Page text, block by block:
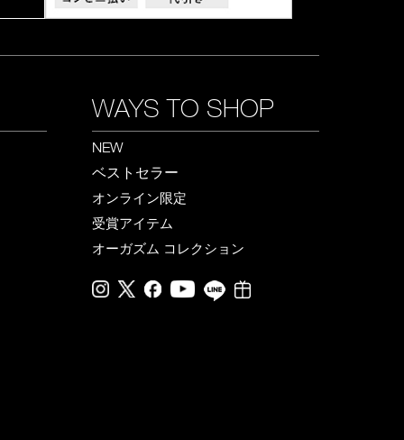
WAYS TO SHOP
NEW
ベストセラー
オンライン限定
受賞アイテム
オーガズム コレクション